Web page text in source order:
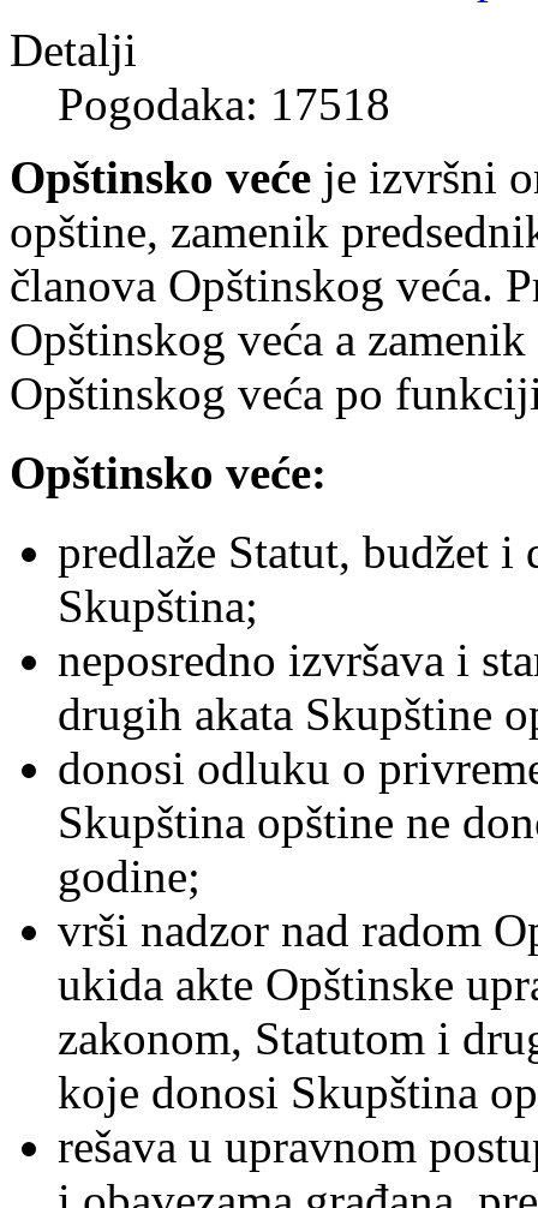
Detalji
Pogodaka: 17518
Opštinsko veće je izvršni
opštine, zamenik
članova Opštinskog veća.
Opštinskog veća a
Opštinskog veća po
Opštinsko veće:
predlaže Statut, budžet
Skupština;
neposredno izvršava i
drugih akata Skupštine
donosi odluku o
Skupština opštine ne
godine;
vrši nadzor nad radom
ukida akte Opštinske
zakonom, Statutom i
koje donosi Skupština
rešava u upravnom